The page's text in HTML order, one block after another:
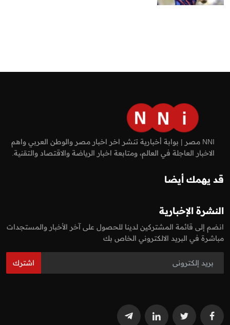
NNI مصر | بوابة أخبارية تنشر اخر اخبار مصر والوطن العربي واهم
الاخبار العاجلة في العالم، ومتابعة اخبار الرياضة والاقتصاد والتقنية.
قد يهمك أيضا
النشرة الإخبارية
انضم إلى قائمة المشتركين لدينا للحصول على آخر الأخبار والمستجدات
مباشرة في البريد الالكتروني الخاص بك
اشترك